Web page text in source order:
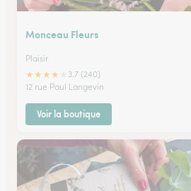
Monceau Fleurs
Plaisir
★★★★
3.7 (240)
12 rue Paul Langevin
Voir la boutique